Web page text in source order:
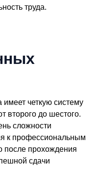
труда.
четкую систему
второго до шестого.
сложности
к профессиональным
после прохождения
сдачи